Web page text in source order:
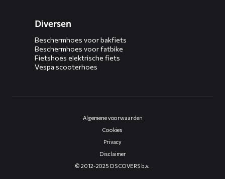
Diversen
Beschermhoes voor bakfiets
Beschermhoes voor fatbike
Fietshoes elektrische fiets
Vespa scooterhoes
Algemene voorwaarden
Cookies
Privacy
Disclaimer
© 2012-2025 DS COVERS b.v.